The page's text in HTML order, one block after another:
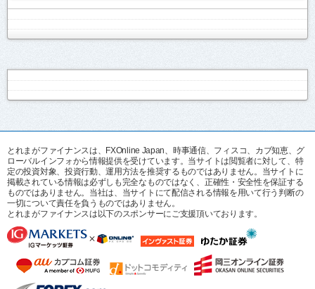
とれまがファイナンスは、FXOnline Japan、時事通信、フィスコ、カブ知恵、グ
ローバルインフォから情報提供を受けています。当サイトは閲覧者に対して、特
定の投資対象、投資行動、運用方法を推奨するものではありません。当サイトに
掲載されている情報は必ずしも完全なものではなく、正確性・安全性を保証する
ものではありません。当社は、当サイトにて配信される情報を用いて行う判断の
一切について責任を負うものではありません。
とれまがファイナンスは以下のスポンサーにご支援頂いております。